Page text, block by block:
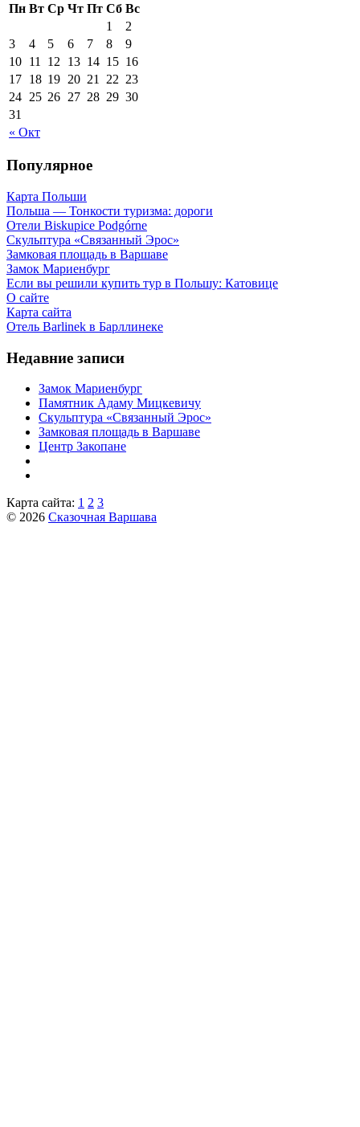
Пн Вт Ср Чт Пт Сб Вс
« Окт
1
2
3
4 5 6 7 8
9
10 11 12 13 14 15 16
17 18 19 20 21 22 23
24 25 26 27 28 29 30
31
Популярное
Карта Польши
Польша — Тонкости туризма: дороги
Отели Biskupice Podgórne
Скульптура «Связанный Эрос»
Замковая площадь в Варшаве
Замок Мариенбург
Если вы решили купить тур в Польшу: Катовице
О сайте
Карта сайта
Отель Barlinek в Барллинеке
Недавние записи
Замок Мариенбург
Памятник Адаму Мицкевичу
Скульптура «Связанный Эрос»
Замковая площадь в Варшаве
Центр Закопане
Карта сайта: 1 2 3
© 2026 Сказочная Варшава